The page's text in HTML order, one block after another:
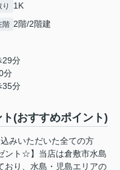
り 1K
階 2階/2階建
29分
分
35分
(おすすめポイント)
みいただいた全ての方
ント☆】当店は倉敷市水島
おり、水島・児島エリアの